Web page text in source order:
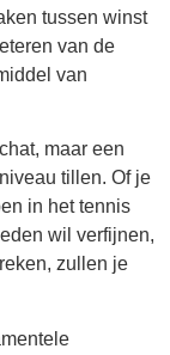
tussen winst
van de
van
maar een
tillen. Of je
in het tennis
wil verfijnen,
zullen je